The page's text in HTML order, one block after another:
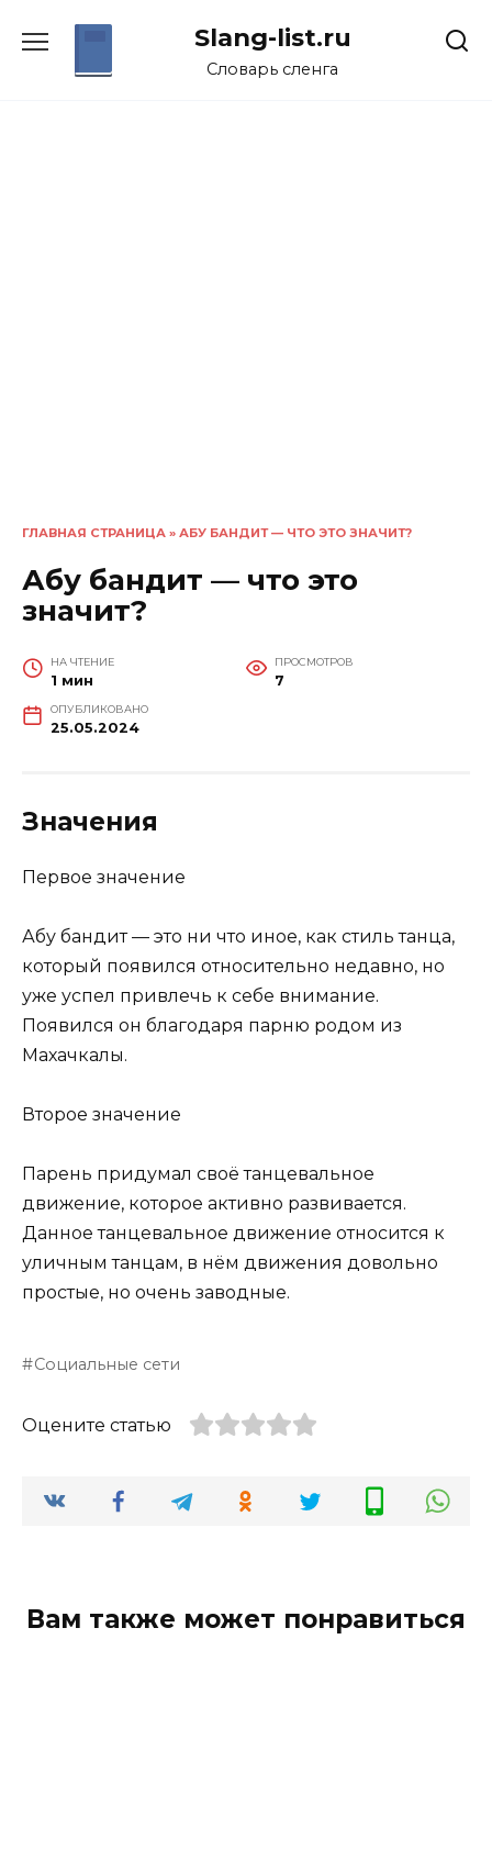
Slang-list.ru
Словарь сленга
ГЛАВНАЯ СТРАНИЦА » АБУ БАНДИТ — ЧТО ЭТО ЗНАЧИТ?
Абу бандит — что это
значит?
НА ЧТЕНИЕ
1 мин
ПРОСМОТРОВ
7
ОПУБЛИКОВАНО
25.05.2024
Значения
Первое значение
Абу бандит — это ни что иное, как стиль танца,
который появился относительно недавно, но
уже успел привлечь к себе внимание.
Появился он благодаря парню родом из
Махачкалы.
Второе значение
Парень придумал своё танцевальное
движение, которое активно развивается.
Данное танцевальное движение относится к
уличным танцам, в нём движения довольно
простые, но очень заводные.
Социальные сети
Оцените статью
Вам также может понравиться